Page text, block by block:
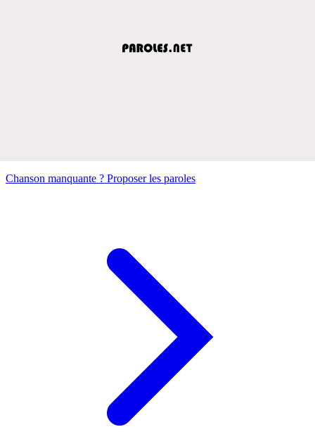
Chanson manquante ? Proposer les paroles